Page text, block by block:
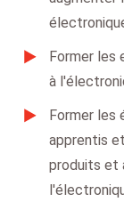
Former les
à
Former les
apprentis
produits et